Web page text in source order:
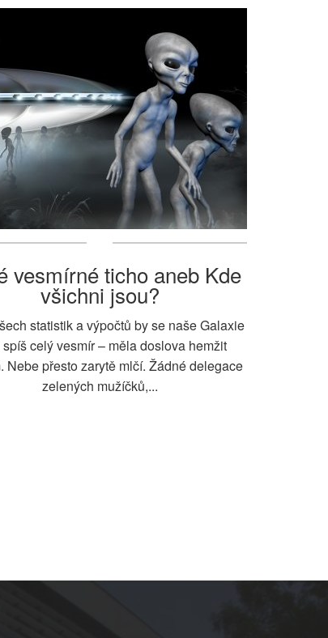
vesmírné ticho aneb Kde
všichni jsou?
statistik a výpočtů by se naše Galaxie
spíš celý vesmír – měla doslova hemžit
Nebe přesto zarytě mlčí. Žádné delegace
zelených mužíčků,...